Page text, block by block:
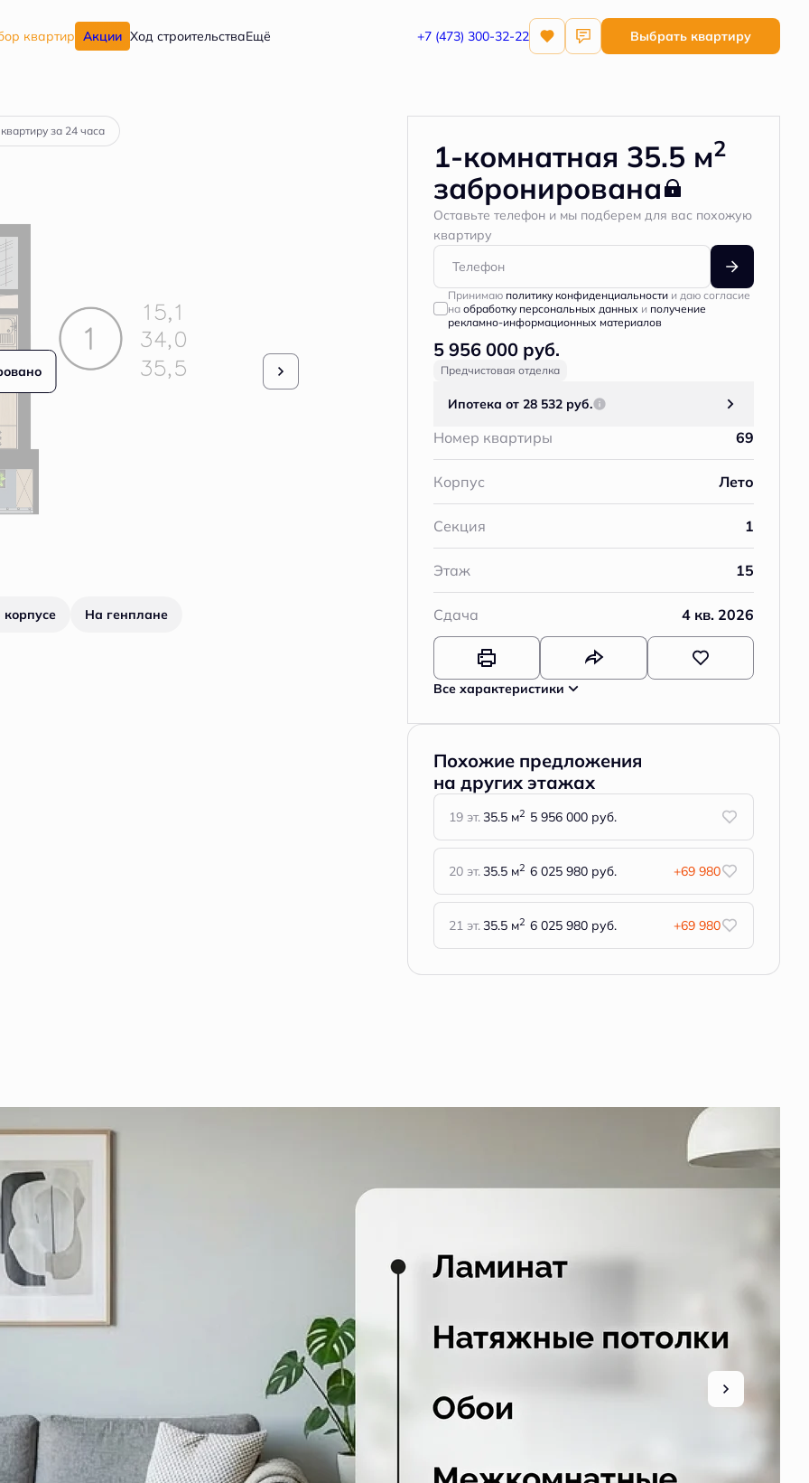
квартир Акции Ход строительстваЕщё +7 (473) 300-32-22 Выбрать квартиру
от 28 532 руб. Квартира забронирована
за 24 часа
корпусе На генплане
1-комнатная 35.5 м2
забронирована
Оставьте телефон и мы подберем для вас похожую
квартиру
Принимаю политику конфиденциальностии даю согласие
на обработку персональных данных и получение
рекламно-информационных материалов
5 956 000 руб.
Предчистовая отделка
Ипотека от 28 532 руб.
Номер квартиры 69
Корпус Лето
Секция 1
Этаж 15
Сдача 4 кв. 2026
Все характеристики
Похожие предложения
на других этажах
19 эт.35.5 м2 5 956 000 руб.
20 эт.35.5 м2 6 025 980 руб. +69 980
21 эт.35.5 м2 6 025 980 руб. +69 980